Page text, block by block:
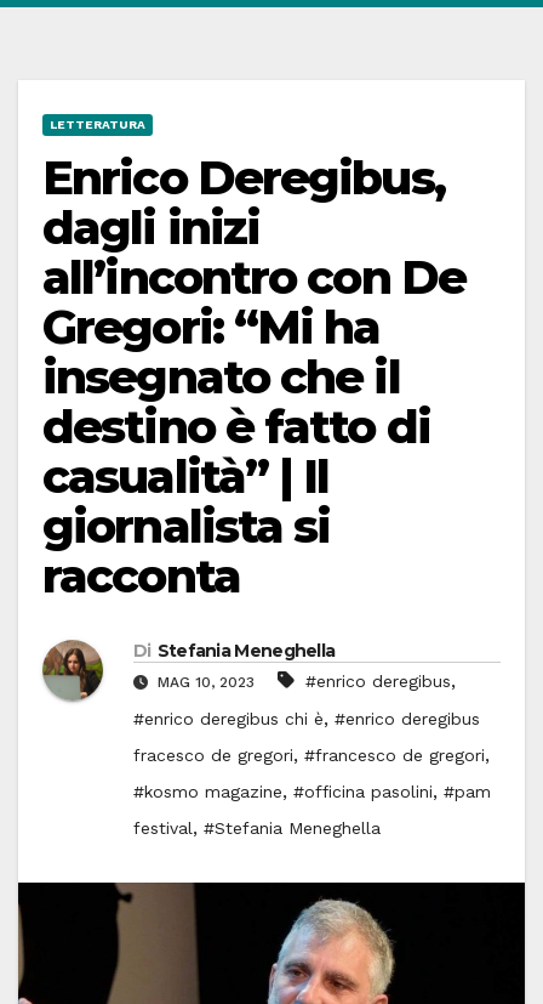
LETTERATURA
Enrico Deregibus,
dagli inizi
all’incontro con De
Gregori: “Mi ha
insegnato che il
destino è fatto di
casualità” | Il
giornalista si
racconta
Di Stefania Meneghella
MAG 10, 2023 #enrico deregibus,
#enrico deregibus chi è, #enrico deregibus
fracesco de gregori, #francesco de gregori,
#kosmo magazine, #officina pasolini, #pam
festival, #Stefania Meneghella